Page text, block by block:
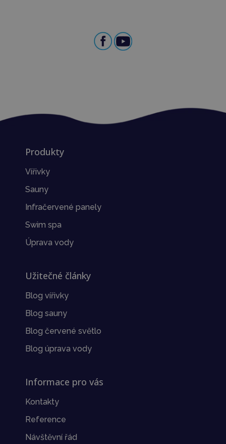
Produkty
Vířivky
Sauny
Infračervené panely
Swim spa
Úprava vody
Užitečné články
Blog vířivky
Blog sauny
Blog červené světlo
Blog úprava vody
Informace pro vás
Kontakty
Reference
Návštěvní řád